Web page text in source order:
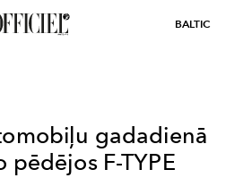
BALTIC
gadadienā
F-TYPE